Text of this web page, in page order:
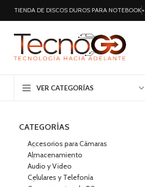
TIENDA DE DISCOS DUROS PARA NOTEBOOK
VER CATEGORÍAS
CATEGORÍAS
Accesorios para Cámaras
Almacenamiento
Audio y Video
Celulares y Telefonía